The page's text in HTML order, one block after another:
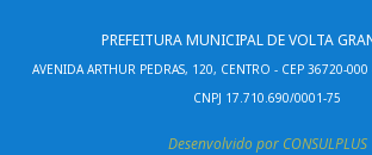
PREFEITURA MUNICIPAL DE VOLTA
AVENIDA ARTHUR PEDRAS, 120, CENTRO - CEP 36720-000
CNPJ 17.710.690/0001-75
Desenvolvido por CONSULPLUS